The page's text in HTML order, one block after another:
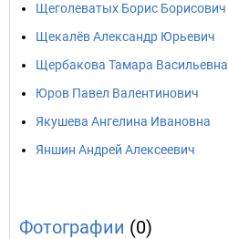
Щеголеватых Борис Борисович
Щекалёв Александр Юрьевич
Щербакова Тамара Васильевна
Юров Павел Валентинович
Якушева Ангелина Ивановна
Яншин Андрей Алексеевич
Фотографии (0)